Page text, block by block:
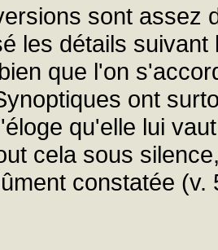
sont assez
les détails
que l'on
ont
qu'elle lui
cela sous
constatée